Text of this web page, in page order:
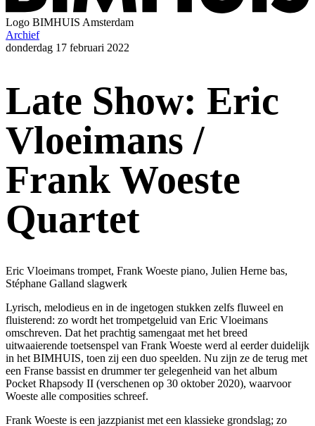
Logo BIMHUIS Amsterdam
Archief
donderdag 17 februari 2022
Late Show: Eric
Vloeimans /
Frank Woeste
Quartet
Eric Vloeimans trompet, Frank Woeste piano, Julien Herne bas,
Stéphane Galland slagwerk
Lyrisch, melodieus en in de ingetogen stukken zelfs fluweel en
fluisterend: zo wordt het trompetgeluid van Eric Vloeimans
omschreven. Dat het prachtig samengaat met het breed
uitwaaierende toetsenspel van Frank Woeste werd al eerder duidelijk
in het BIMHUIS, toen zij een duo speelden. Nu zijn ze de terug met
een Franse bassist en drummer ter gelegenheid van het album
Pocket Rhapsody II (verschenen op 30 oktober 2020), waarvoor
Woeste alle composities schreef.
Frank Woeste is een jazzpianist met een klassieke grondslag; zo